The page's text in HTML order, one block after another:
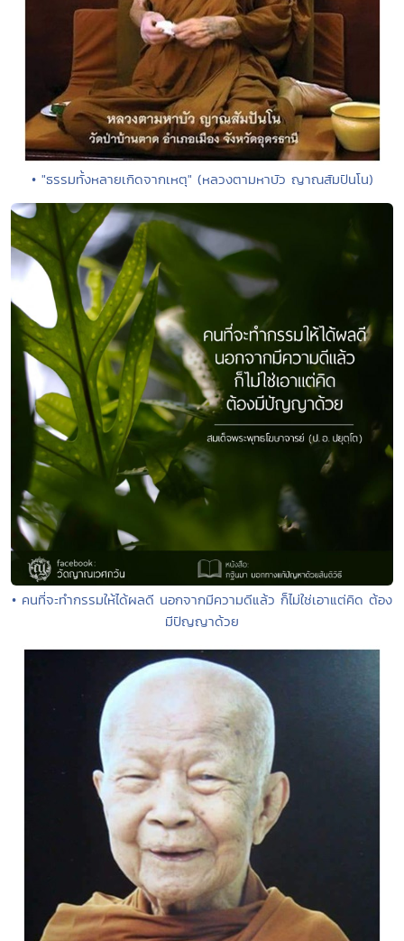
• "ธรรมทั้งหลายเกิดจากเหตุ" (หลวงตามหาบัว ญาณสัมปันโน)
• คนที่จะทำกรรมให้ได้ผลดี นอกจากมีความดีแล้ว ก็ไม่ใช่เอาแต่คิด ต้อง
มีปัญญาด้วย